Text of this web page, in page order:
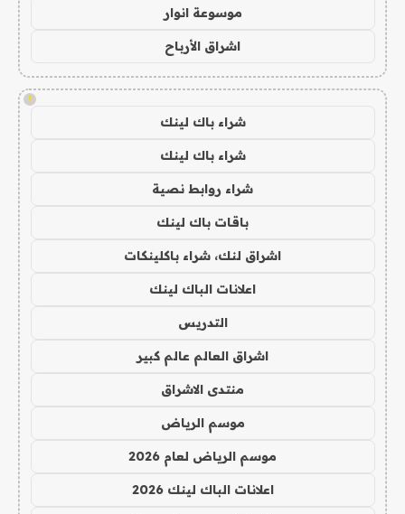
موسوعة انوار
اشراق الأرباح
!
شراء باك لينك
شراء باك لينك
شراء روابط نصية
باقات باك لينك
اشراق لنك، شراء باكلينكات
اعلانات الباك لينك
التدريس
اشراق العالم عالم كبير
منتدى الاشراق
موسم الرياض
موسم الرياض لعام 2026
اعلانات الباك لينك 2026